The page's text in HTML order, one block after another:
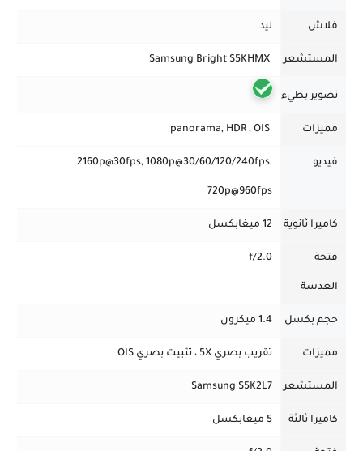
فلاش ليد
المستشعر
تصوير بطيء
مميزات
فيديو 2160p@30fps, 1080p@30/60/120/240fps,
720p@960fps
كاميرا ثانوية 12 ميغابكسل
فتحة
العدسة
f/2.0
حجم بكسل 1.4 ميكرون
مميزات تقريب بصري 5X ، تثبيت بصري OIS
المستشعر Samsung S5K2L7
كاميرا ثالثة 5 ميغابكسل